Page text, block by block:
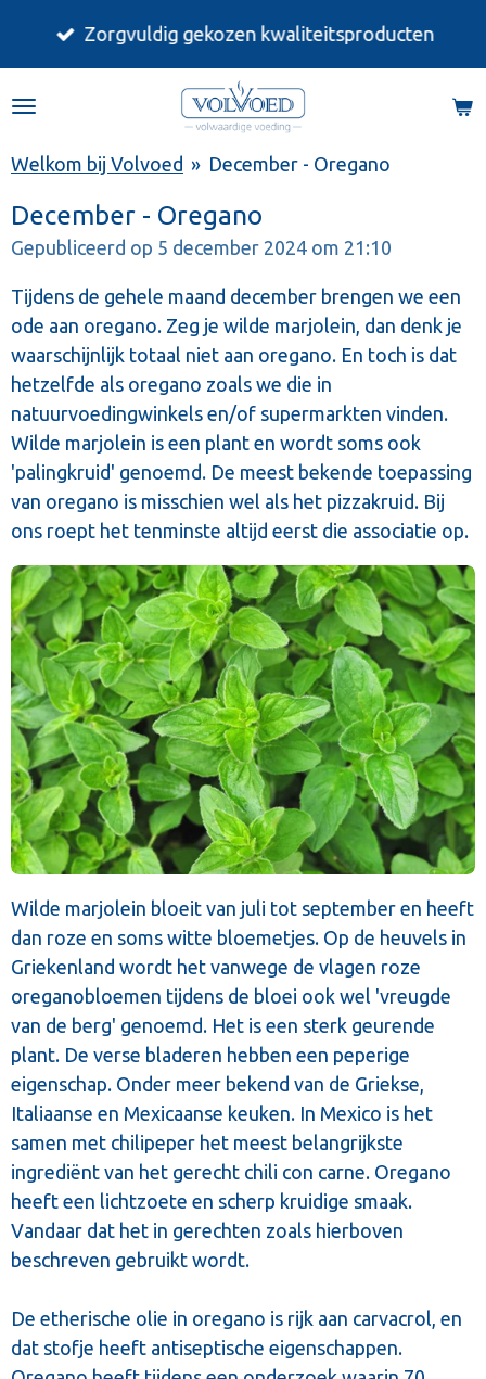
de
Zorgvuldig gekozen kwaliteitsproducten
Welkom bij Volvoed » December - Oregano
December - Oregano
Gepubliceerd op 5 december 2024 om 21:10
Tijdens de gehele maand december brengen we een
ode aan oregano. Zeg je wilde marjolein, dan denk je
waarschijnlijk totaal niet aan oregano. En toch is dat
hetzelfde als oregano zoals we die in
natuurvoedingwinkels en/of supermarkten vinden.
Wilde marjolein is een plant en wordt soms ook
'palingkruid' genoemd. De meest bekende toepassing
van oregano is misschien wel als het pizzakruid. Bij
ons roept het tenminste altijd eerst die associatie op.
Wilde marjolein bloeit van juli tot september en heeft
dan roze en soms witte bloemetjes. Op de heuvels in
Griekenland wordt het vanwege de vlagen roze
oreganobloemen tijdens de bloei ook wel 'vreugde
van de berg' genoemd. Het is een sterk geurende
plant. De verse bladeren hebben een peperige
eigenschap. Onder meer bekend van de Griekse,
Italiaanse en Mexicaanse keuken. In Mexico is het
samen met chilipeper het meest belangrijkste
ingrediënt van het gerecht chili con carne. Oregano
heeft een lichtzoete en scherp kruidige smaak.
Vandaar dat het in gerechten zoals hierboven
beschreven gebruikt wordt.
De etherische olie in oregano is rijk aan carvacrol, en
dat stofje heeft antiseptische eigenschappen.